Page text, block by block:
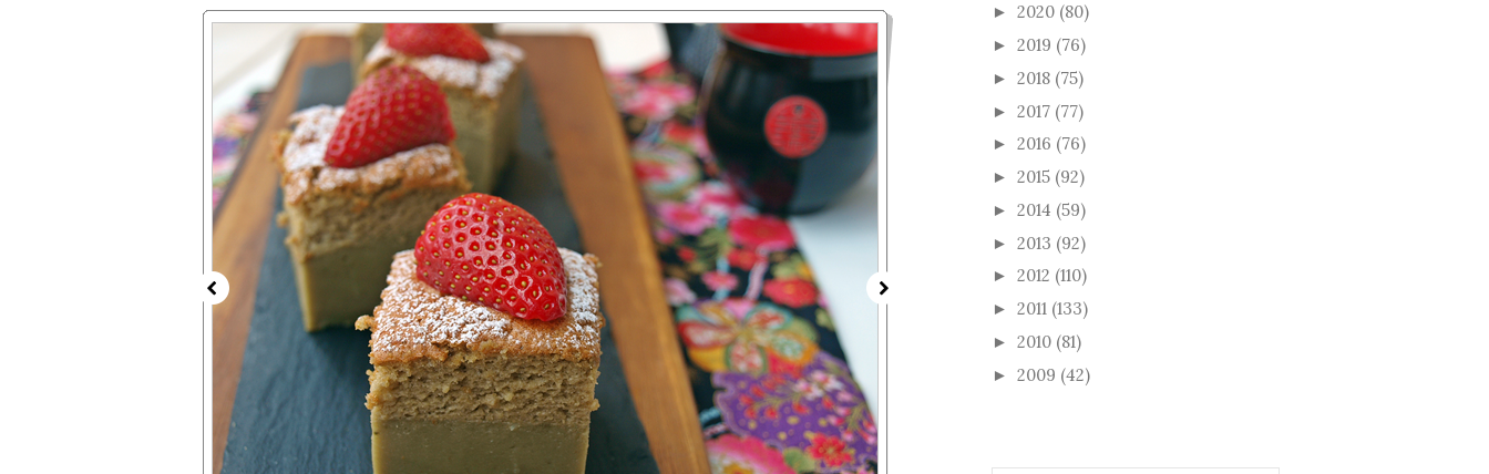
► 2020 (80)
► 2019 (76)
► 2018 (75)
► 2017 (77)
► 2016 (76)
► 2015 (92)
► 2014 (59)
► 2013 (92)
► 2012 (110)
► 2011 (133)
► 2010 (81)
► 2009 (42)